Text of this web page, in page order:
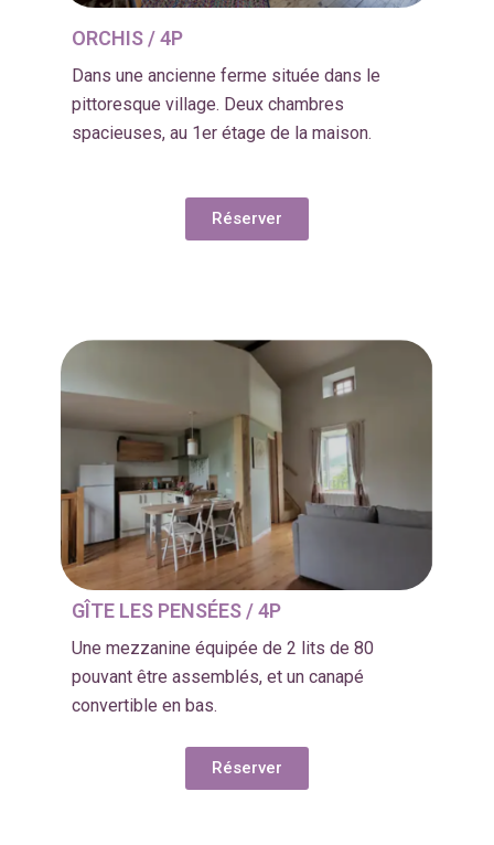
ORCHIS / 4P
Dans une ancienne ferme située dans le
pittoresque village. Deux chambres
spacieuses, au 1er étage de la maison.
Réserver
GÎTE LES PENSÉES / 4P
Une mezzanine équipée de 2 lits de 80
pouvant être assemblés, et un canapé
convertible en bas.
Réserver